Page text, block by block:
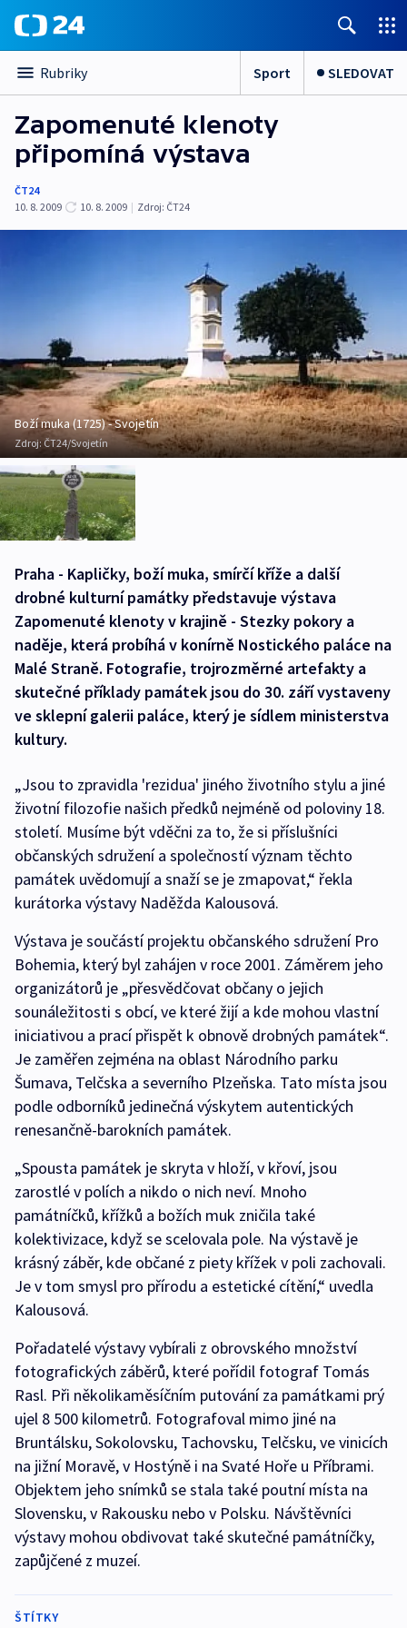
Rubriky Sport SLEDOVAT
Zapomenuté klenoty
připomíná výstava
ČT24
10. 8. 2009
10. 8. 2009 | Zdroj: ČT24
Boží muka (1725) - Svojetín
Zdroj:ČT24/Svojetín
Praha - Kapličky, boží muka, smírčí kříže a další
drobné kulturní památky představuje výstava
Zapomenuté klenoty v krajině - Stezky pokory a
naděje, která probíhá v konírně Nostického paláce na
Malé Straně. Fotografie, trojrozměrné artefakty a
skutečné příklady památek jsou do 30. září vystaveny
ve sklepní galerii paláce, který je sídlem ministerstva
kultury.
„Jsou to zpravidla 'rezidua' jiného životního stylu a jiné
životní filozofie našich předků nejméně od poloviny 18.
století. Musíme být vděčni za to, že si příslušníci
občanských sdružení a společností význam těchto
památek uvědomují a snaží se je zmapovat,“ řekla
kurátorka výstavy Naděžda Kalousová.
Výstava je součástí projektu občanského sdružení Pro
Bohemia, který byl zahájen v roce 2001. Záměrem jeho
organizátorů je „přesvědčovat občany o jejich
sounáležitosti s obcí, ve které žijí a kde mohou vlastní
iniciativou a prací přispět k obnově drobných památek“.
Je zaměřen zejména na oblast Národního parku
Šumava, Telčska a severního Plzeňska. Tato místa jsou
podle odborníků jedinečná výskytem autentických
renesančně-barokních památek.
„Spousta památek je skryta v hloží, v křoví, jsou
zarostlé v polích a nikdo o nich neví. Mnoho
památníčků, křížků a božích muk zničila také
kolektivizace, když se scelovala pole. Na výstavě je
krásný záběr, kde občané z piety křížek v poli zachovali.
Je v tom smysl pro přírodu a estetické cítění,“ uvedla
Kalousová.
Pořadatelé výstavy vybírali z obrovského množství
fotografických záběrů, které pořídil fotograf Tomás
Rasl. Při několikaměsíčním putování za památkami prý
ujel 8 500 kilometrů. Fotografoval mimo jiné na
Bruntálsku, Sokolovsku, Tachovsku, Telčsku, ve vinicích
na jižní Moravě, v Hostýně i na Svaté Hoře u Příbrami.
Objektem jeho snímků se stala také poutní místa na
Slovensku, v Rakousku nebo v Polsku. Návštěvníci
výstavy mohou obdivovat také skutečné památníčky,
zapůjčené z muzeí.
ŠTÍTKY